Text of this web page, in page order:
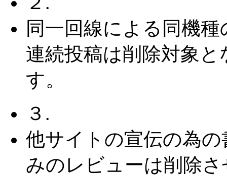
同一回線による同機種
連続投稿は削除対象と
す。
３.
他サイトの宣伝の為の
みのレビューは削除さ